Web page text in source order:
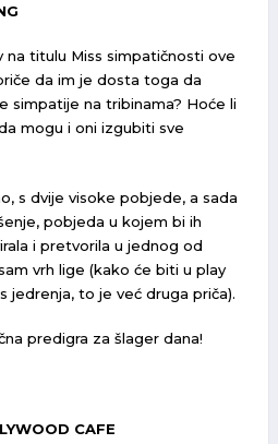
na titulu Miss simpatičnosti ove
da im je dosta toga da
simpatije na tribinama? Hoće li
mogu i oni izgubiti sve
s dvije visoke pobjede, a sada
pobjeda u kojem bi ih
i pretvorila u jednog od
vrh lige (kako će biti u play
jedrenja, to je već druga priča).
predigra za šlager dana!
CAFE